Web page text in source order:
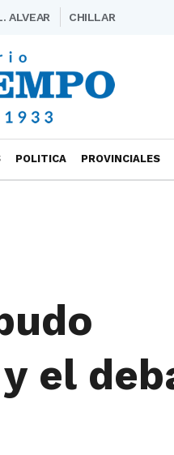
ALVEAR CHILLAR
POLITICA PROVINCIALES
el